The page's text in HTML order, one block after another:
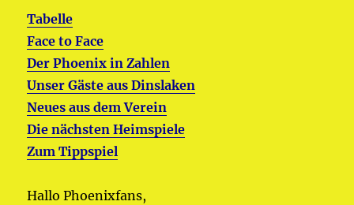
Tabelle
Face to Face
Der Phoenix in Zahlen
Unser Gäste aus Dinslaken
Neues aus dem Verein
Die nächsten Heimspiele
Zum Tippspiel
Hallo Phoenixfans,